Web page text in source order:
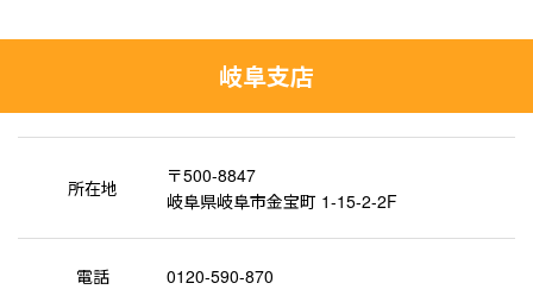
岐阜支店
所在地
〒500-8847
岐阜県岐阜市金宝町 1-15-2-2F
電話 0120-590-870